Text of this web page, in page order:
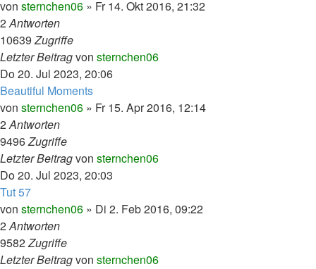
von sternchen06 » Fr 14. Okt 2016, 21:32
2Antworten
10639Zugriffe
Letzter Beitragvon sternchen06
Do 20. Jul 2023, 20:06
Beautiful Moments
von sternchen06 » Fr 15. Apr 2016, 12:14
2Antworten
9496Zugriffe
Letzter Beitragvon sternchen06
Do 20. Jul 2023, 20:03
Tut 57
von sternchen06 » Di 2. Feb 2016, 09:22
2Antworten
9582Zugriffe
Letzter Beitragvon sternchen06